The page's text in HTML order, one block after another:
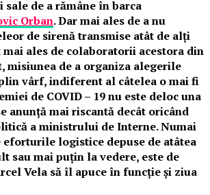
de a rămâne în barca
Orban. Dar mai ales de a nu
de sirenă transmise atât de alți
ales de colaboratorii acestora din
misiunea de a organiza alegerile
vârf, indiferent al câtelea o mai fi
de COVID – 19 nu este deloc una
anunță mai riscantă decât oricând
a ministrului de Interne. Numai
eforturile logistice depuse de atâtea
sau mai puțin la vedere, este de
Vela să îl apuce în funcție și ziua